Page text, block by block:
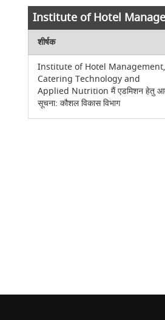
Institute of Hotel
शीर्षक
Institute of Hotel Management,
Catering Technology and
Applied Nutrition मैं एडमिशन हेतु
सूचना: कौशल विकास विभाग